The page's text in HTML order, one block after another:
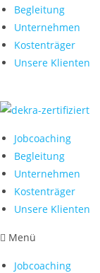
Begleitung
Unternehmen
Kostenträger
Unsere Klienten
Jobcoaching
Begleitung
Unternehmen
Kostenträger
Unsere Klienten
Menü
Jobcoaching